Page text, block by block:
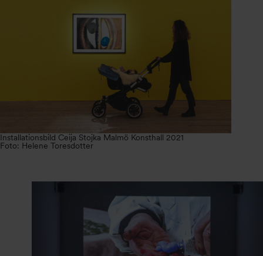
Installationsbild Ceija Stojka Malmö Konsthall 2021
Foto: Helene Toresdotter